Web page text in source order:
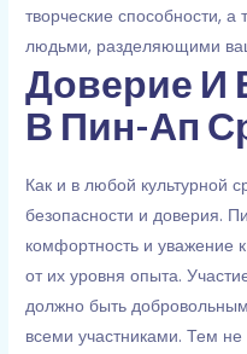
творческие способности, а
людьми, разделяющими
Доверие И
В Пин-Ап
Как и в любой культурной
безопасности и доверия.
комфортность и уважение
от их уровня опыта.
должно быть
всеми участниками. Тем не